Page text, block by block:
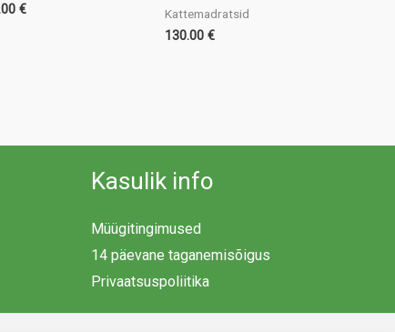
€ Kattemadratsid
130.00€
Kasulik info
Müügitingimused
14 päevane taganemisõigus
Privaatsuspoliitika